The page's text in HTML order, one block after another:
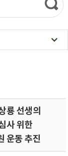
룡 선생의
사 위한
운동 추진